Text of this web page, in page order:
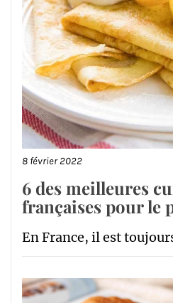
8 février 2022
6 des meilleures
françaises pour le
En France, il est